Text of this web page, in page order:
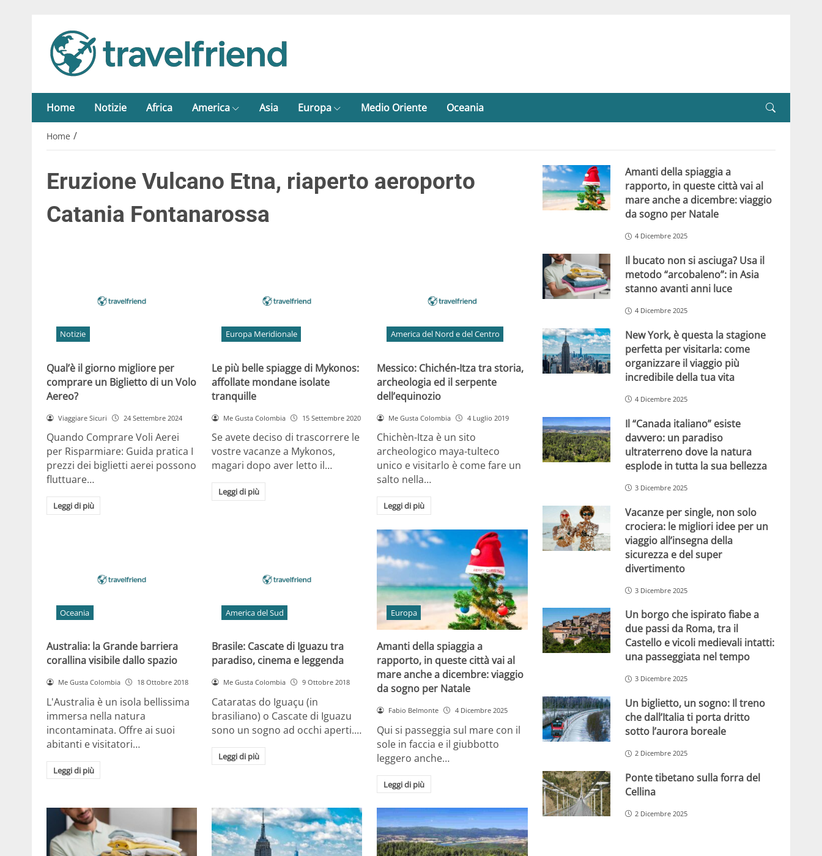
Home Notizie Africa America Asia Europa Medio Oriente Oceania
Home /
Eruzione Vulcano Etna, riaperto aeroporto
Catania Fontanarossa
Notizie
Qual’è il giorno migliore per
comprare un Biglietto di un Volo
Aereo?
Viaggiare Sicuri 24 Settembre 2024
Quando Comprare Voli Aerei
per Risparmiare: Guida pratica I
prezzi dei biglietti aerei possono
fluttuare…
Leggi di più
Europa Meridionale
Le più belle spiagge di Mykonos:
affollate mondane isolate
tranquille
Me Gusta Colombia 15 Settembre 2020
Se avete deciso di trascorrere le
vostre vacanze a Mykonos,
magari dopo aver letto il…
Leggi di più
America del Nord e del Centro
Messico: Chichén-Itza tra storia,
archeologia ed il serpente
dell’equinozio
Me Gusta Colombia 4 Luglio 2019
Chichèn-Itza è un sito
archeologico maya-tulteco
unico e visitarlo è come fare un
salto nella…
Leggi di più
Oceania
Australia: la Grande barriera
corallina visibile dallo spazio
Me Gusta Colombia 18 Ottobre 2018
L'Australia è un isola bellissima
immersa nella natura
incontaminata. Offre ai suoi
abitanti e visitatori…
Leggi di più
America del Sud
Brasile: Cascate di Iguazu tra
paradiso, cinema e leggenda
Me Gusta Colombia 9 Ottobre 2018
Cataratas do Iguaçu (in
brasiliano) o Cascate di Iguazu
sono un sogno ad occhi aperti.…
Leggi di più
Europa
Amanti della spiaggia a
rapporto, in queste città vai al
mare anche a dicembre: viaggio
da sogno per Natale
Fabio Belmonte 4 Dicembre 2025
Qui si passeggia sul mare con il
sole in faccia e il giubbotto
leggero anche…
Leggi di più
Amanti della spiaggia a
rapporto, in queste città vai al
mare anche a dicembre: viaggio
da sogno per Natale
4 Dicembre 2025
Il bucato non si asciuga? Usa il
metodo “arcobaleno”: in Asia
stanno avanti anni luce
4 Dicembre 2025
New York, è questa la stagione
perfetta per visitarla: come
organizzare il viaggio più
incredibile della tua vita
4 Dicembre 2025
Il “Canada italiano” esiste
davvero: un paradiso
ultraterreno dove la natura
esplode in tutta la sua bellezza
3 Dicembre 2025
Vacanze per single, non solo
crociera: le migliori idee per un
viaggio all’insegna della
sicurezza e del super
divertimento
3 Dicembre 2025
Un borgo che ispirato fiabe a
due passi da Roma, tra il
Castello e vicoli medievali intatti:
una passeggiata nel tempo
3 Dicembre 2025
Un biglietto, un sogno: Il treno
che dall’Italia ti porta dritto
sotto l’aurora boreale
2 Dicembre 2025
Ponte tibetano sulla forra del
Cellina
2 Dicembre 2025